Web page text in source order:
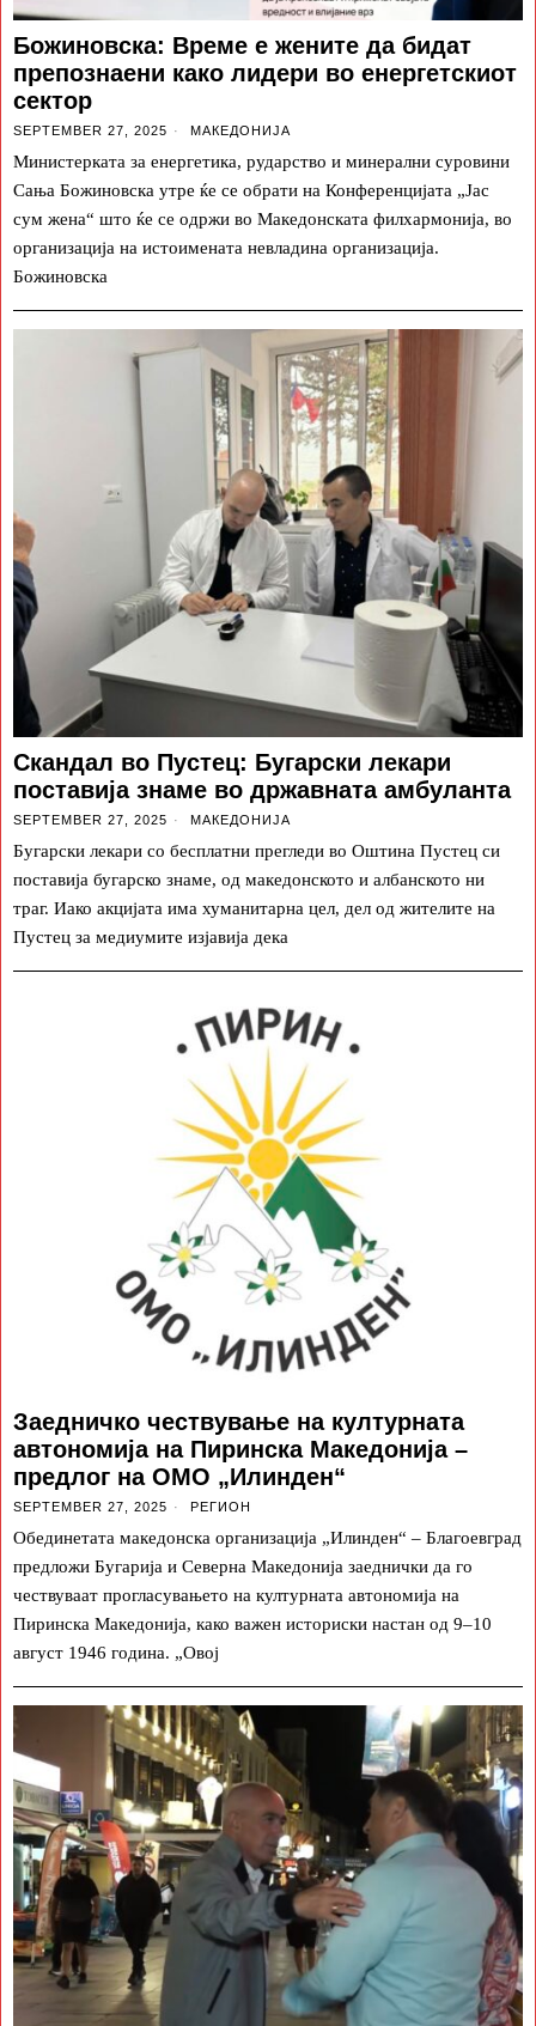
Божиновска: Време е жените да бидат
препознаени како лидери во енергетскиот
сектор
SEPTEMBER 27, 2025 МАКЕДОНИЈА
Министерката за енергетика, рударство и минерални суровини
Сања Божиновска утре ќе се обрати на Конференцијата „Јас
сум жена“ што ќе се одржи во Македонската филхармонија, во
организација на истоимената невладина организација.
Божиновска
Скандал во Пустец: Бугарски лекари
поставија знаме во државната амбуланта
SEPTEMBER 27, 2025 МАКЕДОНИЈА
Бугарски лекари со бесплатни прегледи во Оштина Пустец си
поставија бугарско знаме, од македонското и албанското ни
траг. Иако акцијата има хуманитарна цел, дел од жителите на
Пустец за медиумите изјавија дека
Заедничко чествување на културната
автономија на Пиринска Македонија –
предлог на ОМО „Илинден“
SEPTEMBER 27, 2025 РЕГИОН
Обединетата македонска организација „Илинден“ – Благоевград
предложи Бугарија и Северна Македонија заеднички да го
чествуваат прогласувањето на културната автономија на
Пиринска Македонија, како важен историски настан од 9–10
август 1946 година. „Овој